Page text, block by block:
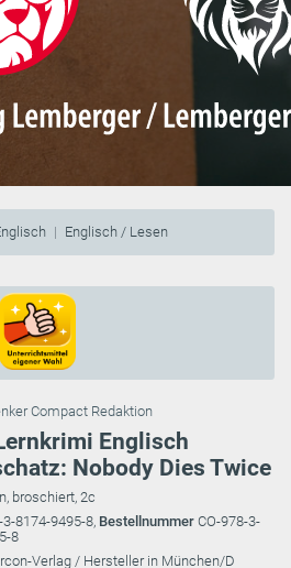
Englisch / Lesen
Compact Redaktion
Englisch
Nobody Dies Twice
broschiert, 2c
3-8174-9495-8, Bestellnummer CO-978-3-
8
Verlag / Hersteller in München/D